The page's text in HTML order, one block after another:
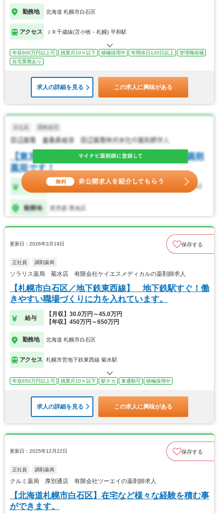
勤務地 北海道 札幌市白石区
アクセス ＪＲ千歳線(苫小牧－札幌) 平和駅
年収600万円以上可 残業月10ｈ以下 積極採用中 年間休日120日以上
管理職候補
在宅業務あり
求人の詳細を見る この求人に興味がある
更新日：2026年3月19日 保存する
正社員 調剤薬局
ソラリス薬局 菊水店 有限会社ケイエスメディカルの薬剤師求人
【札幌市白石区／地下鉄東西線】 地下鉄駅すぐ！働
きやすい職場づくりに力を入れています。
給与
【月収】30.0万円～45.0万円
【年収】450万円～650万円
勤務地 北海道 札幌市白石区
アクセス 札幌市営地下鉄東西線 菊水駅
年収650万円以上可 残業月10ｈ以下 駅チカ 車通勤可 積極採用中
求人の詳細を見る この求人に興味がある
更新日：2025年12月22日 保存する
正社員 調剤薬局
クルミ薬局 厚別通店 有限会社ツーエイの薬剤師求人
【北海道札幌市白石区】在宅など様々な経験を積む事
ができます。